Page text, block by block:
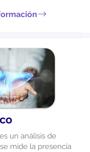
un análisis de
mide la presencia